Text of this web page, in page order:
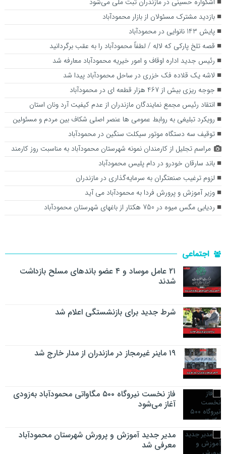
بازدید مشترک مسئولان از بازار محمودآباد
پایش 143 نانوایی در محمودآباد
قصه تلخ پارکی که لالِه / لطفاً محمودآباد را به عقب برگردانید
رئیس جدید اداره اوقاف و امور خیریه محمودآباد معارفه شد
لاشه یک قلاده فک خزری در ساحل محمودآباد پیدا شد
جوجه ریزی بیش از 467 هزار قطعه ای در محمودآباد
انتقاد رئیس مجمع نمایندگان مازندران از عدم کیفیت آرد ونان استان
رویکرد تبلیغی به روابط عمومی ها عنصر اصلی شکاف بین مردم و مسئولین
توقیف سه دستگاه موتور سیکلت سنگین در محمودآباد
مراسم تجلیل از کارمندان نمونه شهرستان محمودآباد به مناسبت روز کارمند
باند سارقان خودرو در دام پلیس محمودآباد
لزوم ترغیب صنعتگران به سرمایه‌گذاری در مازندران
وزیر آموزش و پرورش فردا به محمودآباد می آید
ردیابی مگس میوه در 750 هکتار از باغهای شهرستان محمودآباد
اجتماعی
۲۱ عامل موساد و ۴ عضو باند‌های مسلح بازداشت
شدند
شرط جدید برای بازنشستگی اعلام شد
۱۹ ماینر غیرمجاز در مازندران از مدار خارج شد
فاز نخست نیروگاه ۵۰۰ مگاواتی محمودآباد به‌زودی
آغاز می‌شود
مدیر جدید آموزش و پرورش شهرستان محمودآباد
معرفی شد